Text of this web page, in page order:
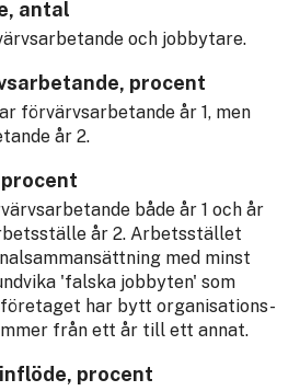
antal
och jobbytare.
procent
förvärvsarbetande år 1, men
år 2.
både år 1 och år
år 2. Arbetsstället
med minst
'falska jobbyten' som
har bytt organisations-
från ett år till ett annat.
procent